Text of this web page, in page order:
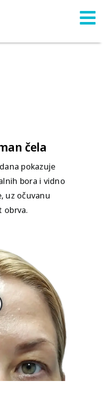
čela
pokazuje
bora i vidno
uz očuvanu
obrva.